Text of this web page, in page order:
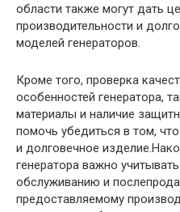
области также могут дать
производительности и
моделей генераторов.
Кроме того, проверка
особенностей генератора,
материалы и наличие
помочь убедиться в том,
и долговечное
генератора важно
обслуживанию и
предоставляемому